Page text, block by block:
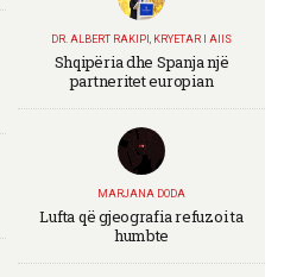
DR. ALBERT RAKIPI, KRYETAR I AIIS
Shqipëria dhe Spanja një
partneritet europian
MARJANA DODA
Lufta që gjeografia refuzoi ta
humbte